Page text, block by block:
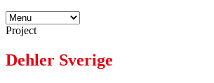
Project
Dehler Sverige